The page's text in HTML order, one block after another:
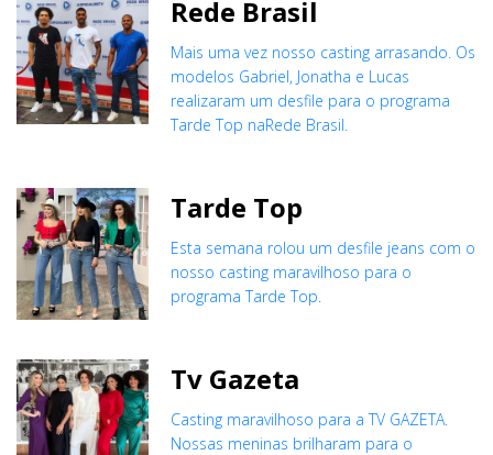
Rede Brasil
Mais uma vez nosso casting arrasando. Os
modelos Gabriel, Jonatha e Lucas
realizaram um desfile para o programa
Tarde Top naRede Brasil.
Tarde Top
Esta semana rolou um desfile jeans com o
nosso casting maravilhoso para o
programa Tarde Top.
Tv Gazeta
Casting maravilhoso para a TV GAZETA.
Nossas meninas brilharam para o